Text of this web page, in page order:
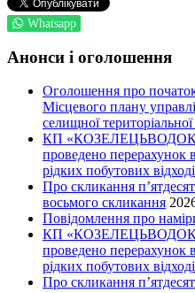
Whatsapp
Анонси і оголошення
Оголошення про
Місцевого плану
селищної
КП
проведено перерахунок
рідких побутових
Про скликання п’ятдесят
восьмого скликання
Повідомлення про
КП
проведено перерахунок
рідких побутових
Про скликання